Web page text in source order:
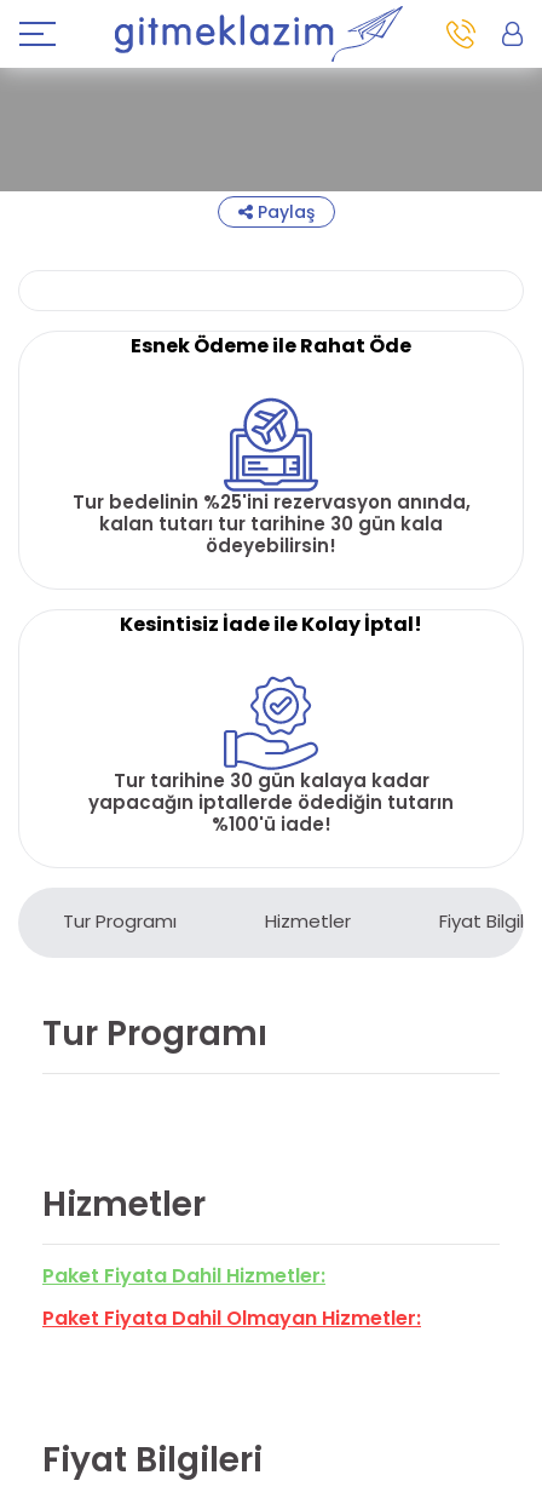
Paylaş
Esnek Ödeme ile Rahat Öde
Tur bedelinin %25'ini rezervasyon anında,
kalan tutarı tur tarihine 30 gün kala
ödeyebilirsin!
Kesintisiz İade ile Kolay İptal!
Tur tarihine 30 gün kalaya kadar
yapacağın iptallerde ödediğin tutarın
%100'ü iade!
Tur Programı Hizmetler Fiyat
Tur Programı
Hizmetler
Paket Fiyata Dahil Hizmetler:
Paket Fiyata Dahil Olmayan Hizmetler:
Fiyat Bilgileri